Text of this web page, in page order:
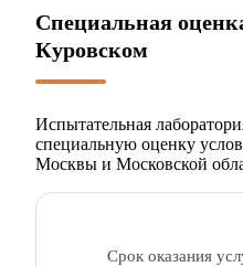
Специальная
Куровском
Испытательная
специальную оценку
Москвы и Московской
Срок оказания